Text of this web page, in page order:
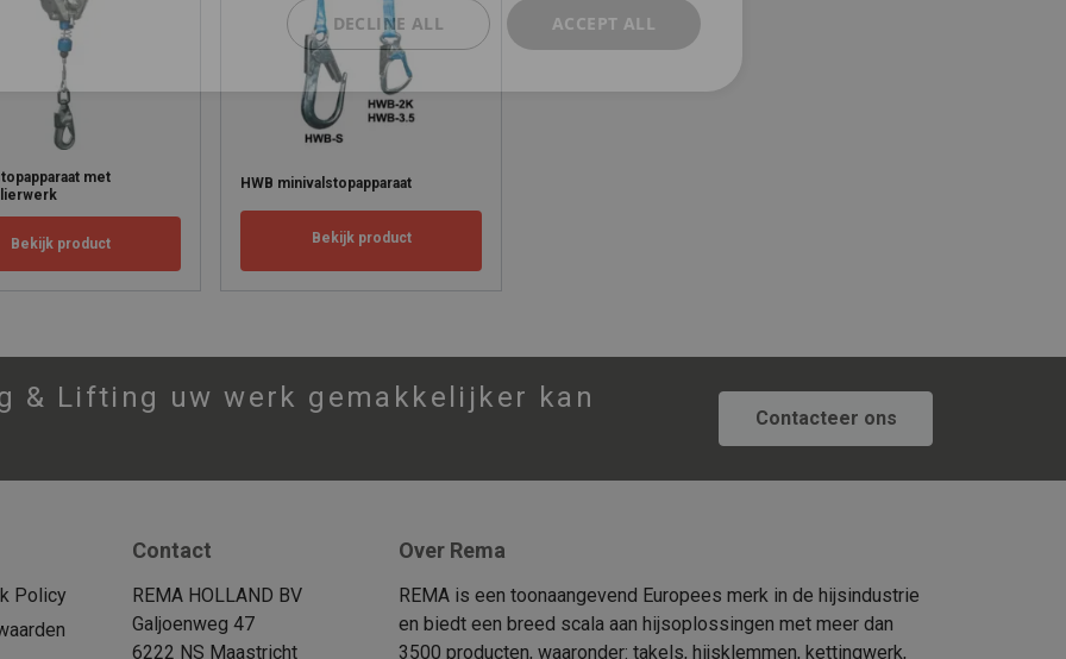
met
Bekijk product
HWB minivalstopapparaat
Bekijk product
& Lifting uw werk gemakkelijker kan
Contacteer ons
Policy
Contact
REMA HOLLAND BV
Galjoenweg 47
6222 NS Maastricht
Over Rema
REMA is een toonaangevend Europees merk in de hijsindustrie
en biedt een breed scala aan hijsoplossingen met meer dan
3500 producten, waaronder: takels, hijsklemmen, kettingwerk,
ACCEPT ALL
DECLINE ALL